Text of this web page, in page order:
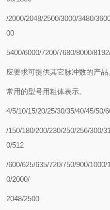
/2000/2048/2500/3000/3480/
00
5400/6000/7200/7680/8000/
应要求可提供其它脉冲数的产品
常用的型号用粗体表示。
4/5/10/15/20/25/30/35/40/45/50/
/150/180/200/230/250/256/300/
0/512
/600/625/635/720/750/900/
0/2000/
2048/2500